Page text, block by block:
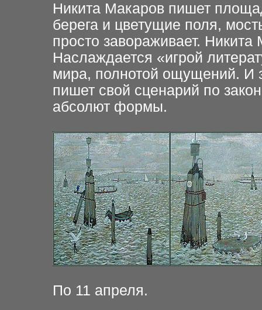
Никита Макаров пишет
берега и цветущие поля,
просто завораживает.
Наслаждается «игрой
мира, полнотой ощущений. И
пишет свой сценарий по
абсолют формы.
По 11 апреля.